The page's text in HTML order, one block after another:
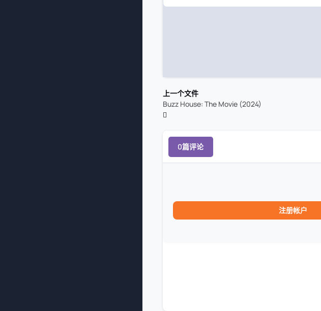
上一个文件
Buzz House: The Movie (2024)
0篇评论
注册帐户